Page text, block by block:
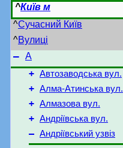
^Київ м
^Сучасний Київ
^Вулиці
– А
+ Автозаводська вул.
+ Алма-Атинська вул.
+ Алмазова вул.
+ Андріївська вул.
– Андріївський узвіз